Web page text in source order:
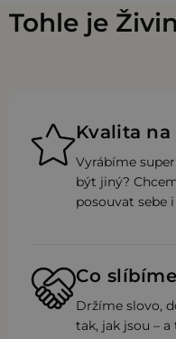
Tohle je
Kvalita
Vyrábíme
být jiný?
posouvat sebe
Co
Držíme slovo,
tak, jak jsou –